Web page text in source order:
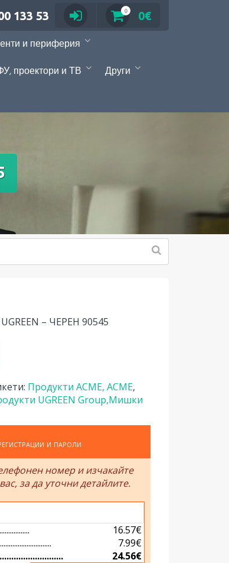
133 53 0 0€
и периферия
проектори и ТВ
Други
– ЧЕРЕН 90545
Продукти ACME, ACME,
UGREEN Group,Мишки
и пароли
номер и изчакайте
за да уточни детайлите.
16.57€
7.99€
24.56€